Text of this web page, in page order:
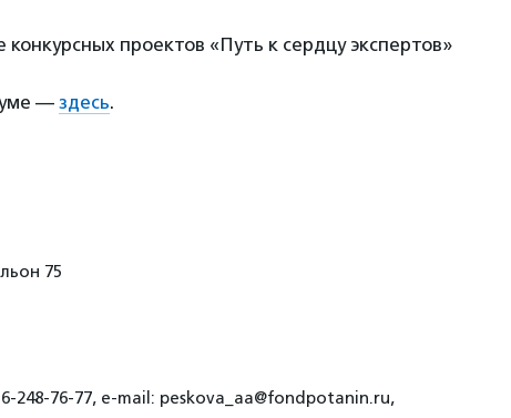
проектов «Путь к сердцу экспертов»
— здесь.
75
248-76-77, e-mail: peskova_aa@fondpotanin.ru,